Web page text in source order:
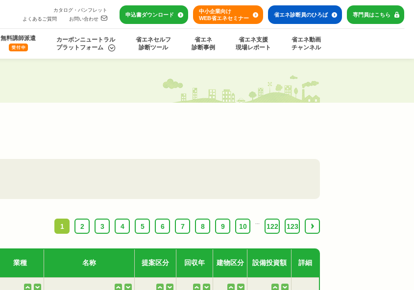
カタログ・パンフレット
よくあるご質問
お問い合わせ
申込書ダウンロード
中小企業向け
WEB省エネセミナー
省エネ診断員のひろば 専門員はこちら
無料講師派遣
カーボンニュートラル
プラットフォーム
省エネセルフ
診断ツール
省エネ
診断事例
省エネ支援
現場レポート
省エネ動画
チャンネル
1
2 3 4 5 6 7 8 9 10 122 123 ›
業種 名称 提案区分 回収年 建物区分 設備投資額 詳細